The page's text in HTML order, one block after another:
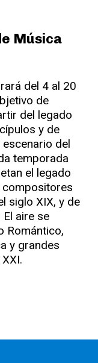
Música
del 4 al 20
de
del legado
y de
del
temporada
el legado
compositores
siglo XIX, y de
aire se
Romántico,
y grandes